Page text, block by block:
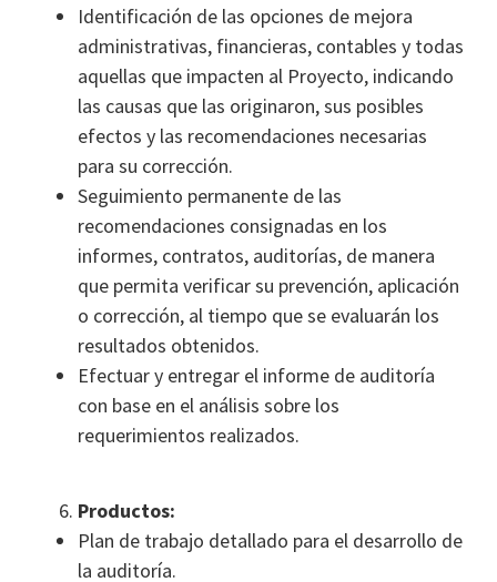
Identificación de las opciones de mejora
administrativas, financieras, contables y todas
aquellas que impacten al Proyecto, indicando
las causas que las originaron, sus posibles
efectos y las recomendaciones necesarias
para su corrección.
Seguimiento permanente de las
recomendaciones consignadas en los
informes, contratos, auditorías, de manera
que permita verificar su prevención, aplicación
o corrección, al tiempo que se evaluarán los
resultados obtenidos.
Efectuar y entregar el informe de auditoría
con base en el análisis sobre los
requerimientos realizados.
Productos:
Plan de trabajo detallado para el desarrollo de
la auditoría.